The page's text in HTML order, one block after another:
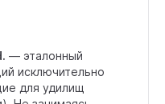
— эталонный
исключительно
для удилищ